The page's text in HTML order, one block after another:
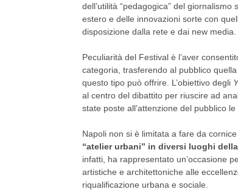
dell’utilità “pedagogica” del
estero e delle innovazioni sorte con
disposizione dalla rete e dai new media.
Peculiarità del Festival è l’aver
categoria, trasferendo al pubblico
questo tipo può offrire. L’obiettivo degli
al centro del dibattito per riuscire ad
state poste all’attenzione del pubblico
Napoli non si è limitata a fare da
“atelier urbani” in diversi luoghi
infatti, ha rappresentato un’occasione
artistiche e architettoniche alle
riqualificazione urbana e sociale.